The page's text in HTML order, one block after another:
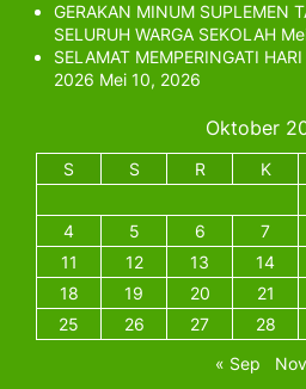
GERAKAN MINUM SUPLEMEN
SELURUH WARGA SEKOLAH
SELAMAT MEMPERINGATI
2026 Mei 10, 2026
Oktober
S S R K
4
5 6 7
11
12 13 14
18
19 20 21
25
26 27 28
« Sep